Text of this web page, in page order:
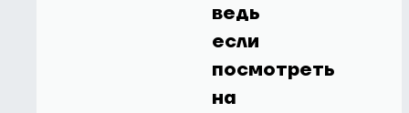
ведь
если
посмотреть
на